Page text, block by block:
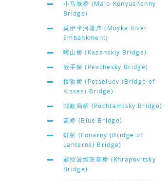
小马厩桥 (Malo-Konyushenny
Bridge)
莫伊卡河堤岸 (Moyka River
Embankment)
喀山桥 (Kazanskiy Bridge)
歌手桥 (Pevchesky Bridge)
接吻桥 (Potseluev (Bridge of
Kisses) Bridge)
邮政局桥 (Pochtamtsky Bridge)
蓝桥 (Blue Bridge)
灯桥 (Fonarny (Bridge of
Lanterns) Bridge)
赫拉波维茨基桥 (Khrapovitsky
Bridge)